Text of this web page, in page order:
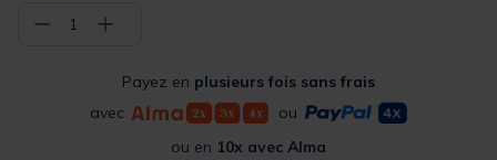
− 1 +
Payez en plusieurs fois sans frais
avec
ou
ou en 10x avec Alma